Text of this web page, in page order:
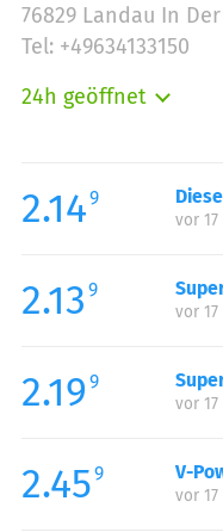
76829 Landau In
Tel: +49634133150
24h geöffnet
Mittwoch:
Donnerstag:
Samstag:
Sonntag:
2.149
vor 17
2.13 9
vor 17
2.19 9
vor 17
2.459 V-
vor 17